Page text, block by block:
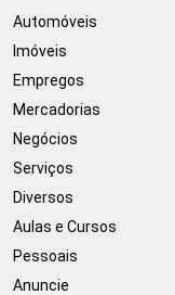
Automóveis
Imóveis
Empregos
Mercadorias
Negócios
Serviços
Diversos
Aulas e Cursos
Pessoais
Anuncie